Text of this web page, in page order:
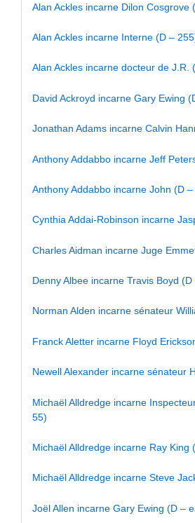
Alan Ackles incarne Dilon Cosgrove
Alan Ackles incarne Interne (D –
Alan Ackles incarne docteur de J.R.
David Ackroyd incarne Gary Ewing
Jonathan Adams incarne Calvin
Anthony Addabbo incarne Jeff
Anthony Addabbo incarne John (D –
Cynthia Addai-Robinson incarne
Charles Aidman incarne Juge
Denny Albee incarne Travis Boyd (D
Norman Alden incarne sénateur
Franck Aletter incarne Floyd
Newell Alexander incarne sénateur
Michaël Alldredge incarne
55)
Michaël Alldredge incarne Ray King
Michaël Alldredge incarne Steve
Joël Allen incarne Gary Ewing (D –